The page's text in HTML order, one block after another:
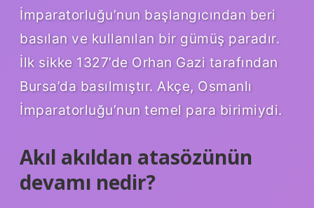
İmparatorluğu’nun başlangıcından beri
basılan ve kullanılan bir gümüş paradır.
İlk sikke 1327’de Orhan Gazi tarafından
Bursa’da basılmıştır. Akçe, Osmanlı
İmparatorluğu’nun temel para birimiydi.
Akıl akıldan atasözünün
devamı nedir?